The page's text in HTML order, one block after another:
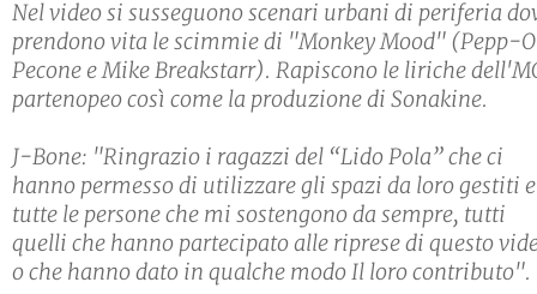
Nel video si susseguono scenari urbani di periferia
prendono vita le scimmie di "Monkey Mood" (Pepp-
Pecone e Mike Breakstarr). Rapiscono le liriche
partenopeo così come la produzione di Sonakine.
J-Bone: "Ringrazio i ragazzi del “Lido Pola” che ci
hanno permesso di utilizzare gli spazi da loro gestiti e
tutte le persone che mi sostengono da sempre, tutti
quelli che hanno partecipato alle riprese di questo
o che hanno dato in qualche modo Il loro contributo".